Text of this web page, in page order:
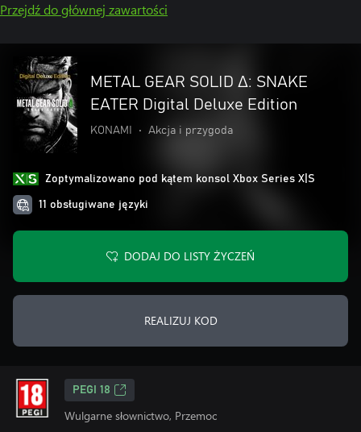
Przejdź do głównej zawartości
METAL GEAR SOLID Δ: SNAKE
EATER Digital Deluxe Edition
KONAMI • Akcja i przygoda
Zoptymalizowano pod kątem konsol Xbox Series X|S
11 obsługiwane języki
DODAJ DO LISTY ŻYCZEŃ
REALIZUJ KOD
PEGI 18
Wulgarne słownictwo, Przemoc